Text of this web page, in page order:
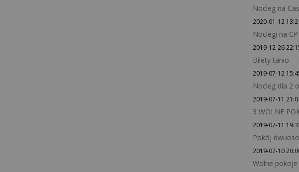
Nocleg na
2020-01-12
Noclegi na
2019-12-26
Bilety tanio
2019-07-12
Nocleg dla 2
2019-07-11
3 WOLNE
2019-07-11
Pokój
2019-07-10
Wolne pokoje